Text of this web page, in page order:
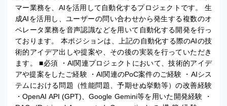
マー業務を、AIを活用して自動化するプロジェクトです。 生
成AIを活用し、ユーザーの問い合わせから発生する複数のオ
ペレータ業務を音声認識などを用いて自動化する開発を行っ
ております。 本ポジションは、上記の自動化する際のAIの技
術的アイデア出しや提案や、その後の実装を行っていただき
ます。 ■必須 ・AI関連プロジェクトにおいて、技術的アイデ
アや提案をしたご経験 ・AI関連のPoC案件のご経験 ・AIシス
テムにおける問題（性能問題、予期せぬ挙動等）の改善経験
・OpenAI API (GPT)、Google Gemini等を用いた開発経験 ・